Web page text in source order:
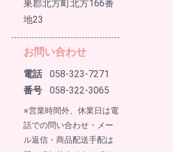
巣郡北方町北方166番
地23
お問い合わせ
電話
番号
058-323-7271
058-322-3065
※営業時間外、休業日は電
話での問い合わせ・メー
ル返信・商品配送手配は